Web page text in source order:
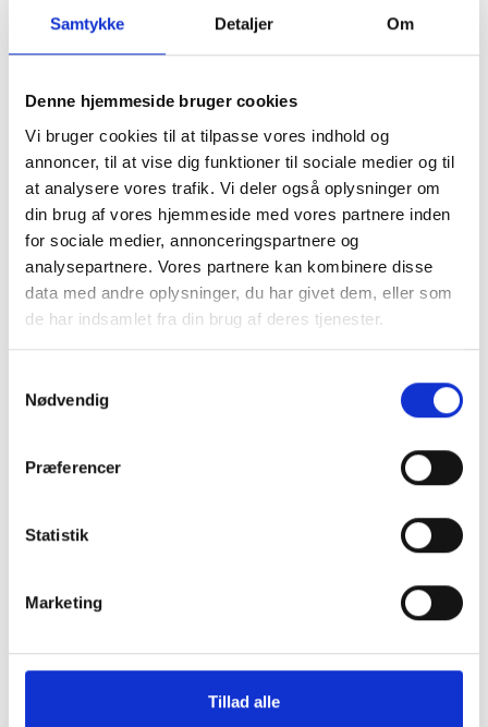
Samtykke Detaljer Om
Denne hjemmeside bruger cookies
Vi bruger cookies til at tilpasse vores indhold og
annoncer, til at vise dig funktioner til sociale medier og til
at analysere vores trafik. Vi deler også oplysninger om
din brug af vores hjemmeside med vores partnere inden
for sociale medier, annonceringspartnere og
analysepartnere. Vores partnere kan kombinere disse
data med andre oplysninger, du har givet dem, eller som
de har indsamlet fra din brug af deres tjenester.
Nødvendig
Præferencer
Statistik
Marketing
Tillad alle
A2141 er ofte købt sammen
med
MacBook Pro 16" 2019 A2141 MacBook Pro 16"
5.289 kr.